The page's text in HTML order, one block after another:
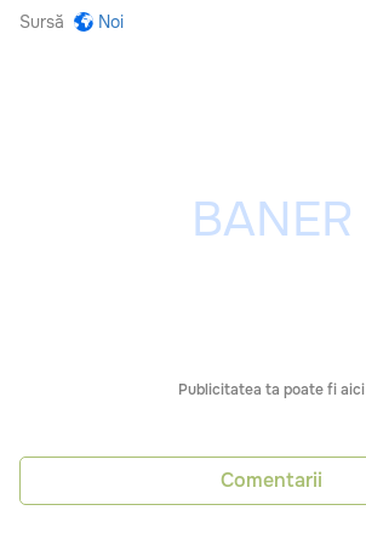
Sursă Noi
Publicitatea ta poate fi aici
Comentarii